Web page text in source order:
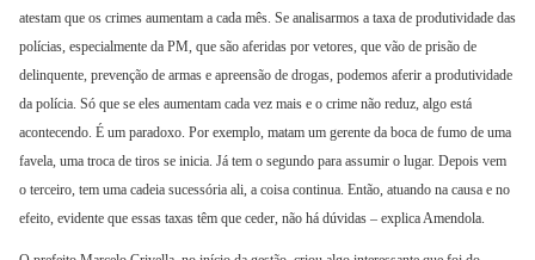
atestam que os crimes aumentam a cada mês. Se analisarmos a taxa de produtividade das
polícias, especialmente da PM, que são aferidas por vetores, que vão de prisão de
delinquente, prevenção de armas e apreensão de drogas, podemos aferir a produtividade
da polícia. Só que se eles aumentam cada vez mais e o crime não reduz, algo está
acontecendo. É um paradoxo. Por exemplo, matam um gerente da boca de fumo de uma
favela, uma troca de tiros se inicia. Já tem o segundo para assumir o lugar. Depois vem
o terceiro, tem uma cadeia sucessória ali, a coisa continua. Então, atuando na causa e no
efeito, evidente que essas taxas têm que ceder, não há dúvidas – explica Amendola.